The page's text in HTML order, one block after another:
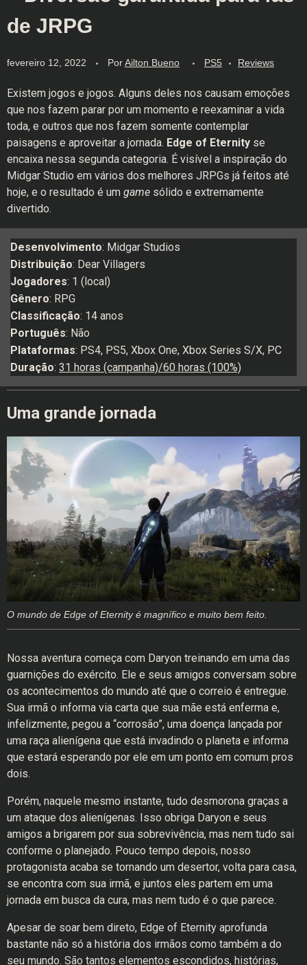
de JRPG
fevereiro 12, 2022 PorAilton Bueno PS5 Reviews
Existem jogos e jogos. Alguns deles nos causam emoções
que nos fazem parar por um momento e reexaminar a vida
toda, e outros que nos fazem somente contemplar
paisagens e aproveitar a jornada. Edge of Eternity se
encaixa nessa segunda categoria. É visível a inspiração do
Midgar Studio em vários dos melhores JRPGs já feitos até
hoje, e o resultado é um game sólido e extremamente
divertido.
Desenvolvimento: Midgar Studios
Distribuição: Dear Villagers
Jogadores: 1 (local)
Gênero: RPG
Classificação: 14 anos
Português: Não
Plataformas: PS4, PS5, Xbox One, Xbox Series S/X, PC
Duração: 31 horas (campanha)/60 horas (100%)
Uma grande jornada
O mundo de Edge of Eternity é magnífico e muito bem feito.
Nossa aventura começa com Daryon treinando em uma das
guarnições do exército. Ele e seus amigos conversam sobre
os acontecimentos do mundo até que o correio é entregue.
Sua irmã o informa via carta que sua mãe está enferma e,
infelizmente, pegou a “corrosão”, uma doença lançada por
uma raça alienígena que está invadindo o planeta e informa
que estará esperando por ele em um ponto em comum pros
dois.
Porém, naquele mesmo instante, tudo desmorona graças a
um ataque dos alienígenas. Isso obriga Daryon e seus
amigos a brigarem por sua sobrevivência, mas nem tudo sai
conforme o planejado. Pouco tempo depois, nosso
protagonista acaba se tornando um desertor, volta para casa,
se encontra com sua irmã, e juntos eles partem em uma
jornada em busca da cura, mas nem tudo é o que parece.
Apesar de soar bem direto, Edge of Eternity aprofunda
bastante não só a história dos irmãos como também a do
seu mundo. São tantos elementos escondidos, histórias,